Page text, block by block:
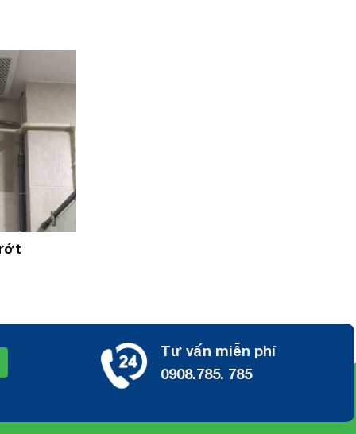
Tư vấn miễn phí
0908.785. 785